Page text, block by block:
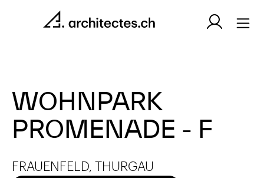
WOHNPARK
PROMENADE - F
FRAUENFELD, THURGAU